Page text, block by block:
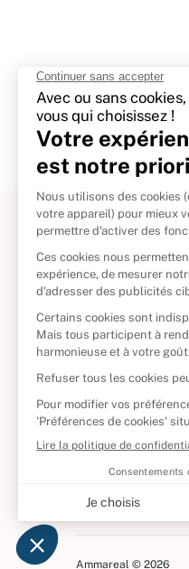
À propos
Politique de retour
Reprendre vos livres
Qui sommes-nous ?
CD d'occasion
DVD d'occasion
Livres d’occasion
Ammareal © 2026